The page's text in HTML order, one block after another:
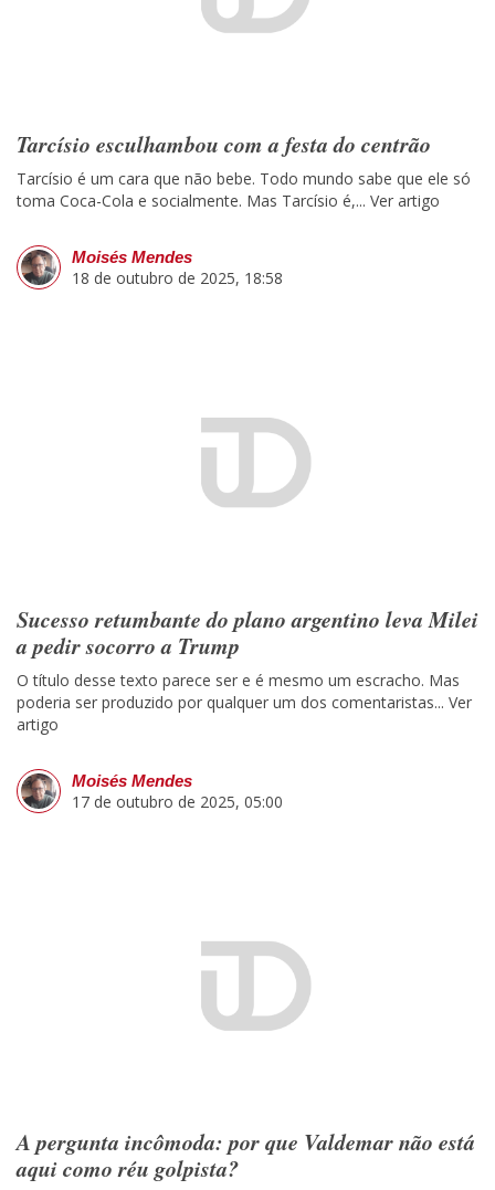
Tarcísio esculhambou com a festa do centrão
Tarcísio é um cara que não bebe. Todo mundo sabe que ele só
toma Coca-Cola e socialmente. Mas Tarcísio é,... Ver artigo
Moisés Mendes
18 de outubro de 2025, 18:58
Sucesso retumbante do plano argentino leva Milei
a pedir socorro a Trump
O título desse texto parece ser e é mesmo um escracho. Mas
poderia ser produzido por qualquer um dos comentaristas... Ver
artigo
Moisés Mendes
17 de outubro de 2025, 05:00
A pergunta incômoda: por que Valdemar não está
aqui como réu golpista?